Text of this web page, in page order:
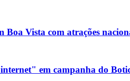
Boa Vista com atrações
em campanha do